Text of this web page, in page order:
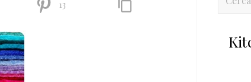
13
sito